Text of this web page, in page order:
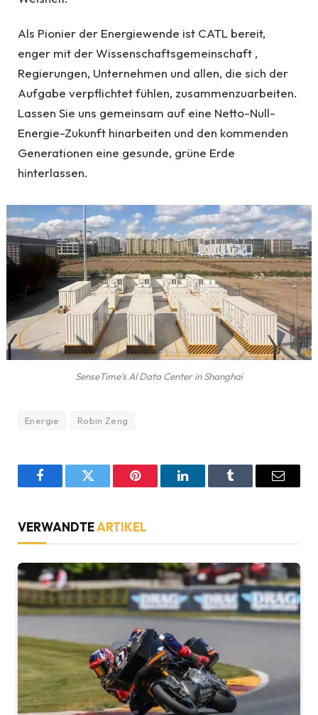
Als Pionier der Energiewende ist CATL bereit,
enger mit der Wissenschaftsgemeinschaft ,
Regierungen, Unternehmen und allen, die sich der
Aufgabe verpflichtet fühlen, zusammenzuarbeiten.
Lassen Sie uns gemeinsam auf eine Netto-Null-
Energie-Zukunft hinarbeiten und den kommenden
Generationen eine gesunde, grüne Erde
hinterlassen.
SenseTime’s AI Data Center in Shanghai
Energie Robin Zeng
FacebookTwitter Pinterest LinkedInTumblr Email
VERWANDTEARTIKEL